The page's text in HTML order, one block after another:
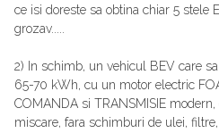
ce isi doreste sa obtina chiar 5 stele
grozav.....
2) In schimb, un vehicul BEV care
65-70 kWh, cu un motor electric
COMANDA si TRANSMISIE
miscare, fara schimburi de ulei,